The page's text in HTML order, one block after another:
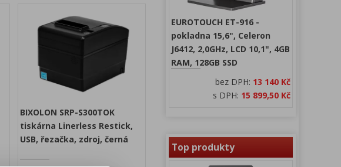
BIXOLON SRP-S300TOK
tiskárna Linerless Restick,
USB, řezačka, zdroj, černá
EUROTOUCH ET-916 -
pokladna 15,6", Celeron
J6412, 2,0GHz, LCD 10,1", 4GB
RAM, 128GB SSD
bez DPH: 13 140 Kč
s DPH: 15 899,50 Kč
Top produkty